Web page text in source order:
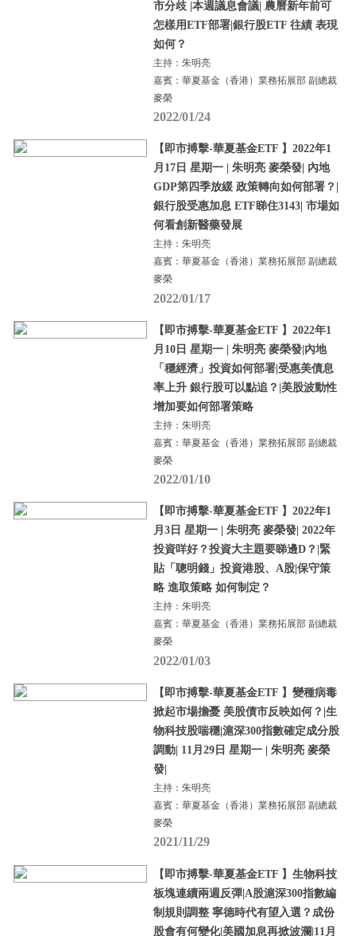
市分歧 |本週議息會議| 農曆新年前可
怎樣用ETF部署|銀行股ETF 往績 表現
如何？
主持：朱明亮
嘉賓：華夏基金（香港）業務拓展部 副總裁
麥榮
2022/01/24
【即市搏擊-華夏基金ETF 】2022年1
月17日 星期一 | 朱明亮 麥榮發| 內地
GDP第四季放緩 政策轉向如何部署？|
銀行股受惠加息 ETF睇住3143| 市場如
何看創新醫藥發展
主持：朱明亮
嘉賓：華夏基金（香港）業務拓展部 副總裁
麥榮
2022/01/17
【即市搏擊-華夏基金ETF 】2022年1
月10日 星期一 | 朱明亮 麥榮發|內地
「穩經濟」投資如何部署|受惠美債息
率上升 銀行股可以點追？|美股波動性
增加要如何部署策略
主持：朱明亮
嘉賓：華夏基金（香港）業務拓展部 副總裁
麥榮
2022/01/10
【即市搏擊-華夏基金ETF 】2022年1
月3日 星期一 | 朱明亮 麥榮發| 2022年
投資咩好？投資大主題要睇邊D？|緊
貼「聰明錢」投資港股、A股|保守策
略 進取策略 如何制定？
主持：朱明亮
嘉賓：華夏基金（香港）業務拓展部 副總裁
麥榮
2022/01/03
【即市搏擊-華夏基金ETF 】變種病毒
掀起市場擔憂 美股債市反映如何？|生
物科技股喘穩|滬深300指數確定成分股
調動| 11月29日 星期一 | 朱明亮 麥榮
發|
主持：朱明亮
嘉賓：華夏基金（香港）業務拓展部 副總裁
麥榮
2021/11/29
【即市搏擊-華夏基金ETF 】生物科技
板塊連續兩週反彈|A股滬深300指數編
制規則調整 寧德時代有望入選？成份
股會有何變化|美國加息再掀波瀾|11月